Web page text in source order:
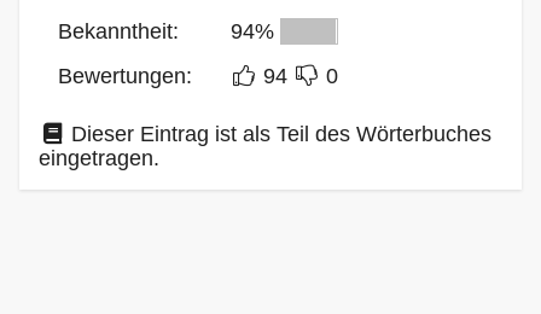
Bekanntheit:
94%
Bewertungen:
94 0
Dieser Eintrag ist als Teil des Wörterbuches
eingetragen.